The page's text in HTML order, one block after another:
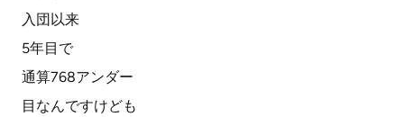
入団以来
5年目で
通算768アンダー
目なんですけども